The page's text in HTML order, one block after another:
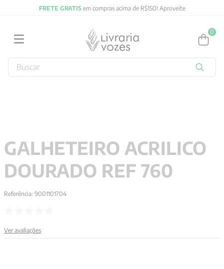
FRETE GRATISem compras acima de R$150! Aproveite
0
Buscar
GALHETEIRO ACRILICO
DOURADO REF 760
Referência: 9001101704
Ver avaliações
4º jung
5º byung chul han